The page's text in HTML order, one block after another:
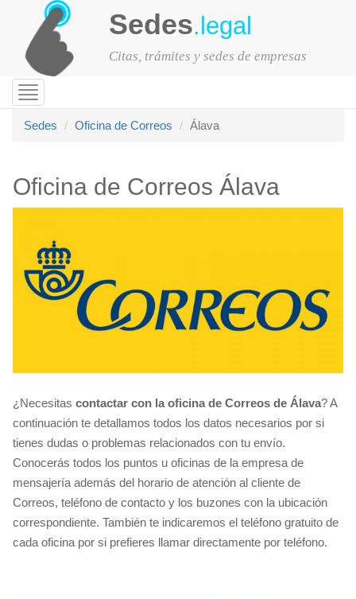
Sedes.legal
Citas, trámites y sedes de empresas
Toggle
navigation
Sedes
Oficina de Correos Álava
Oficina de Correos Álava
¿Necesitas contactar con la oficina de Correos de Álava? A
continuación te detallamos todos los datos necesarios por si
tienes dudas o problemas relacionados con tu envío.
Conocerás todos los puntos u oficinas de la empresa de
mensajería además del horario de atención al cliente de
Correos, teléfono de contacto y los buzones con la ubicación
correspondiente. También te indicaremos el teléfono gratuito de
cada oficina por si prefieres llamar directamente por teléfono.